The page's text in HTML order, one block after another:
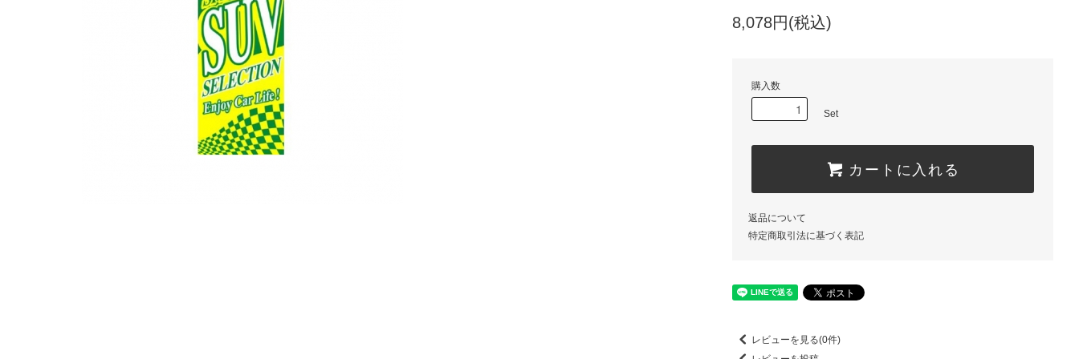
8,078円(税込)
購入数
Set
カートに入れる
返品について
特定商取引法に基づく表記
レビューを見る(0件)